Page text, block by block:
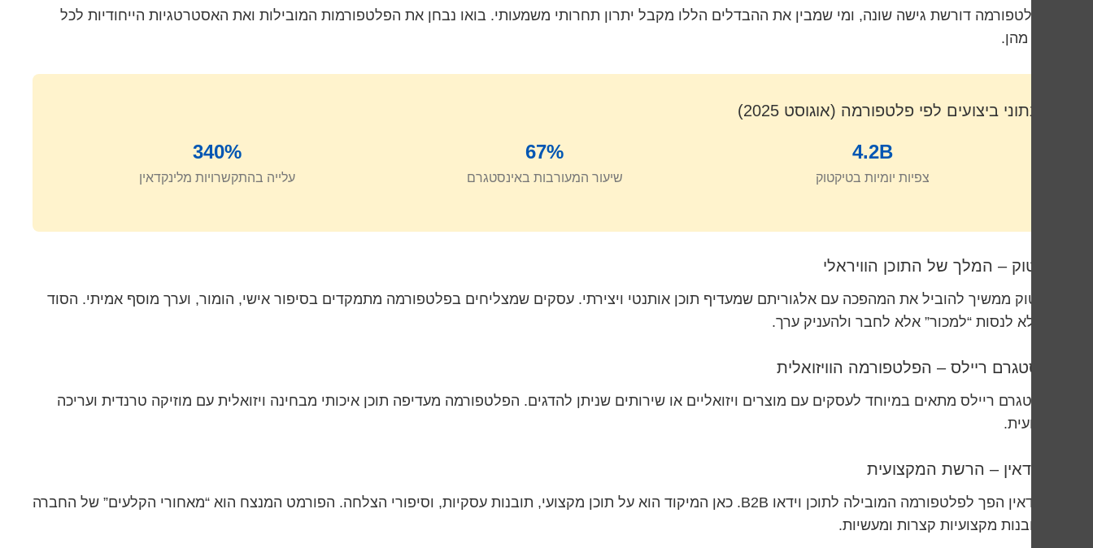
כל פלטפורמה דורשת גישה שונה, ומי שמבין את ההבדלים הללו מקבל יתרון תחרותי משמעותי. בואו נבחן את הפלטפורמות המובילות ואת האסטרטגיות הייחודיות לכל
אחת מהן.
נתוני ביצועים לפי פלטפורמה (אוגוסט 2025)
4.2B
צפיות יומיות בטיקטוק
67%
שיעור המעורבות באינסטגרם
340%
עלייה בהתקשרויות מלינקדאין
טיקטוק – המלך של התוכן הוויראלי
טיקטוק ממשיך להוביל את המהפכה עם אלגוריתם שמעדיף תוכן אותנטי ויצירתי. עסקים שמצליחים בפלטפורמה מתמקדים בסיפור אישי, הומור, וערך מוסף אמיתי. הסוד
הוא לא לנסות “למכור” אלא לחבר ולהעניק ערך.
אינסטגרם ריילס – הפלטפורמה הוויזואלית
אינסטגרם ריילס מתאים במיוחד לעסקים עם מוצרים ויזואליים או שירותים שניתן להדגים. הפלטפורמה מעדיפה תוכן איכותי מבחינה ויזואלית עם מוזיקה טרנדית ועריכה
מקצועית.
לינקדאין – הרשת המקצועית
לינקדאין הפך לפלטפורמה המובילה לתוכן וידאו B2B. כאן המיקוד הוא על תוכן מקצועי, תובנות עסקיות, וסיפורי הצלחה. הפורמט המנצח הוא “מאחורי הקלעים” של החברה
או תובנות מקצועיות קצרות ומעשיות.